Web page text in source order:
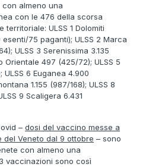
con almeno una
con le 476 della scorsa
ULSS 1 Dolomiti
75 paganti); ULSS 2 Marca
ULSS 3 Serenissima 3.135
Orientale 497 (425/72); ULSS 5
ULSS 6 Euganea 4.900
1.155 (987/168); ULSS 8
9 Scaligera 6.431
– dosi del vaccino messe a
del Veneto dal 9 ottobre – sono
con almeno una
vaccinazioni sono così